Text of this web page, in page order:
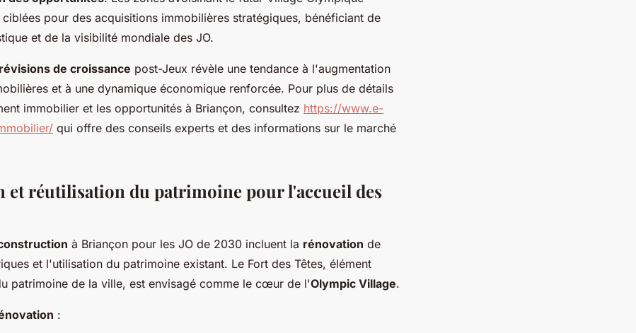
ciblées pour des acquisitions immobilières stratégiques, bénéficiant de
et de la visibilité mondiale des JO.
de croissance post-Jeux révèle une tendance à l'augmentation
et à une dynamique économique renforcée. Pour plus de détails
immobilier et les opportunités à Briançon, consultez https://www.e-
qui offre des conseils experts et des informations sur le marché
et réutilisation du patrimoine pour l'accueil des
à Briançon pour les JO de 2030 incluent la rénovation de
et l'utilisation du patrimoine existant. Le Fort des Têtes, élément
patrimoine de la ville, est envisagé comme le cœur de l'Olympic Village.
: